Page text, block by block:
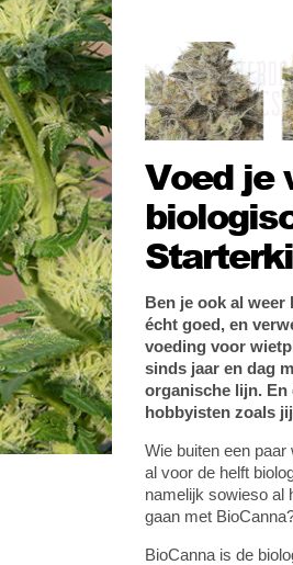
Voed je
Ben je ook al weer
écht goed, en
voeding voor
sinds jaar en dag
organische lijn. En
hobbyisten zoals
Wie buiten een paar
al voor de helft
namelijk sowieso al
gaan met
BioCanna is de